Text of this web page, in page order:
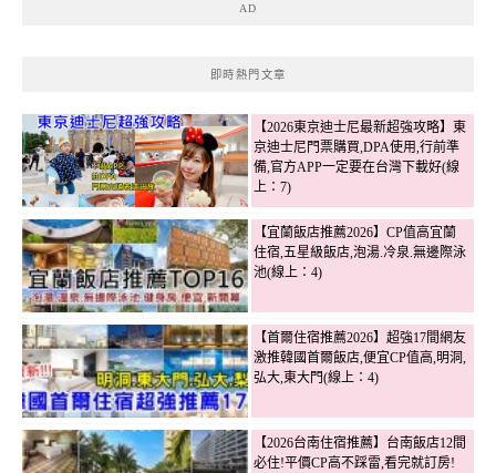
AD
即時熱門文章
【2026東京迪士尼最新超強攻略】東
京迪士尼門票購買,DPA使用,行前準
備,官方APP一定要在台灣下載好(線
上：7)
【宜蘭飯店推薦2026】CP值高宜蘭
住宿,五星級飯店,泡湯.冷泉.無邊際泳
池(線上：4)
【首爾住宿推薦2026】超強17間網友
激推韓國首爾飯店,便宜CP值高,明洞,
弘大,東大門(線上：4)
【2026台南住宿推薦】台南飯店12間
必住!平價CP高不踩雷,看完就訂房!